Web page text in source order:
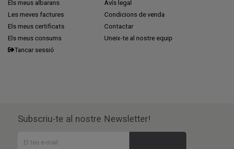
Els meus albarans
Les meves factures
Els meus certificats
Els meus consums
Tancar sessió
Avís legal
Condicions de venda
Contactar
Uneix-te al nostre equip
Subscriu-te al nostre Newsletter!